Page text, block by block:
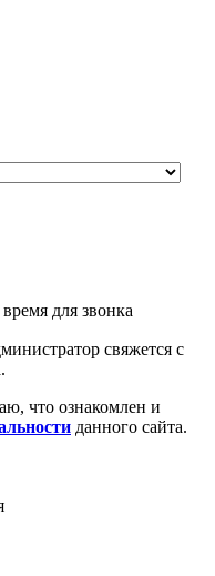
для звонка
свяжется с
что ознакомлен и
данного сайта.